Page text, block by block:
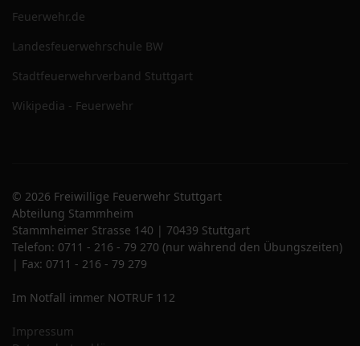
Feuerwehr.de
Landesfeuerwehrschule BW
Stadtfeuerwehrverband Stuttgart
Wikipedia - Feuerwehr
© 2026 Freiwillige Feuerwehr Stuttgart
Abteilung Stammheim
Stammheimer Strasse 140 | 70439 Stuttgart
Telefon: 0711 - 216 - 79 270 (nur während den Übungszeiten)
| Fax: 0711 - 216 - 79 279
Im Notfall immer NOTRUF 112
Impressum